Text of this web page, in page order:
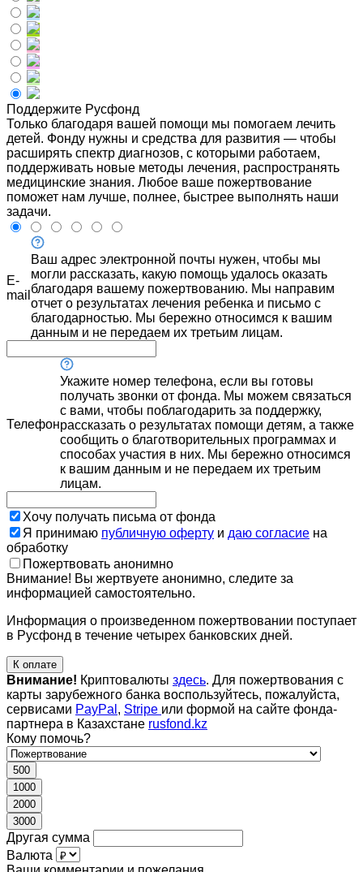
Поддержите Русфонд
Только благодаря вашей помощи мы помогаем лечить
детей. Фонду нужны и средства для развития — чтобы
расширять спектр диагнозов, с которыми работаем,
поддерживать новые методы лечения, распространять
медицинские знания. Любое ваше пожертвование
поможет нам лучше, полнее, быстрее выполнять наши
задачи.
E-
mail
Ваш адрес электронной почты нужен, чтобы мы
могли рассказать, какую помощь удалось оказать
благодаря вашему пожертвованию. Мы направим
отчет о результатах лечения ребенка и письмо с
благодарностью. Мы бережно относимся к вашим
данным и не передаем их третьим лицам.
Телефон
Укажите номер телефона, если вы готовы
получать звонки от фонда. Мы можем связаться
с вами, чтобы поблагодарить за поддержку,
рассказать о результатах помощи детям, а также
сообщить о благотворительных программах и
способах участия в них. Мы бережно относимся
к вашим данным и не передаем их третьим
лицам.
Хочу получать письма от фонда
Я принимаю публичную оферту и даю согласие на
обработку
Пожертвовать анонимно
Внимание! Вы жертвуете анонимно, следите за
информацией самостоятельно.
Информация о произведенном пожертвовании поступает
в Русфонд в течение четырех банковских дней.
К оплате
Внимание! Криптовалюты здесь. Для пожертвования с
карты зарубежного банка воспользуйтесь, пожалуйста,
сервисами PayPal , Stripe или формой на сайте фонда-
партнера в Казахстане rusfond.kz
Кому помочь?
500
1000
2000
3000
Другая сумма
Валюта